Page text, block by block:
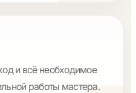
и всё необходимое
работы мастера.